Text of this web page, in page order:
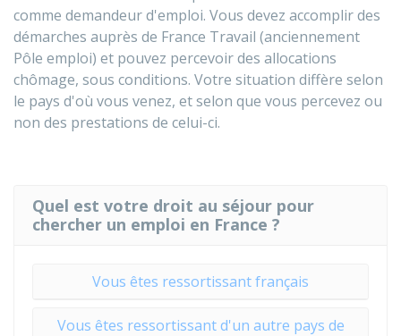
comme demandeur d'emploi. Vous devez accomplir des
démarches auprès de France Travail (anciennement
Pôle emploi) et pouvez percevoir des allocations
chômage, sous conditions. Votre situation diffère selon
le pays d'où vous venez, et selon que vous percevez ou
non des prestations de celui-ci.
Quel est votre droit au séjour pour
chercher un emploi en France ?
Vous êtes ressortissant français
Vous êtes ressortissant d'un autre pays de